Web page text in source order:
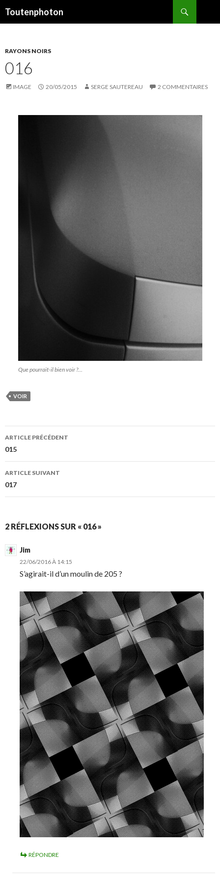
Toutenphoton
RAYONS NOIRS
016
IMAGE 20/05/2015 SERGE SAUTEREAU 2 COMMENTAIRES
Que pourrait-il bien voir ?…
VOIR
Navigation
des
articles
ARTICLE PRÉCÉDENT
015
ARTICLE SUIVANT
017
2 RÉFLEXIONS SUR « 016 »
Jim
22/06/2016 À 14:15
S’agirait-il d’un moulin de 205 ?
RÉPONDRE